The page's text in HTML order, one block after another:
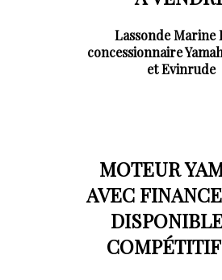
Lassonde Marine
concessionnaire
et Evinrude
MOTEUR
AVEC